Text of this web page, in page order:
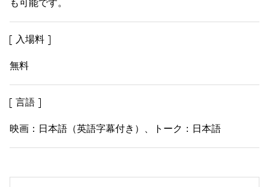
も可能です。
入場料
無料
言語
映画：日本語（英語字幕付き）、トーク：日本語